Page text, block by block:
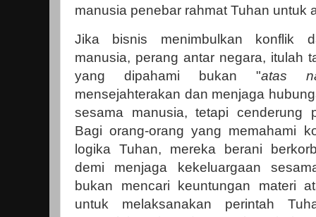
manusia penebar rahmat Tuhan untuk
Jika bisnis menimbulkan konflik
manusia, perang antar negara, itulah
yang dipahami bukan "atas
mensejahterakan dan menjaga
sesama manusia, tetapi cenderung
Bagi orang-orang yang memahami
logika Tuhan, mereka berani
demi menjaga kekeluargaan
bukan mencari keuntungan materi
untuk melaksanakan perintah